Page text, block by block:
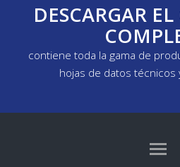
DESCARGAR
contiene toda la gama de
hojas de datos técnicos